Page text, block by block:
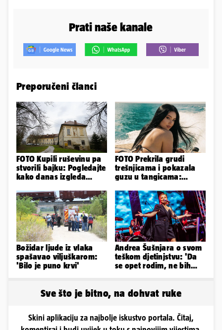
Prati naše kanale
Preporučeni članci
FOTO Kupili ruševinu pa
stvorili bajku: Pogledajte
kako danas izgleda
FOTO Prekrila grudi
trešnjicama i pokazala
guzu u tangicama:
Slavonka
Božidar ljude iz vlaka
spašavao viljuškarom:
'Bilo je puno krvi'
Andrea Šušnjara o svom
teškom djetinjstvu: 'Da
se opet rodim, ne bih
Sve što je bitno, na dohvat ruke
Skini aplikaciju za najbolje iskustvo portala. Čitaj,